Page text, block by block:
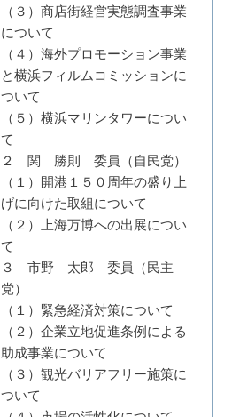
（３）商店街経営実態調査事業
について
（４）海外プロモーション事業
と横浜フィルムコミッションに
ついて
（５）横浜マリンタワーについ
て
２ 関 勝則 委員（自民党）
（１）開港１５０周年の盛り上
げに向けた取組について
（２）上海万博への出展につい
て
３ 市野 太郎 委員（民主
党）
（１）緊急経済対策について
（２）企業立地促進条例による
助成事業について
（３）観光バリアフリー施策に
ついて